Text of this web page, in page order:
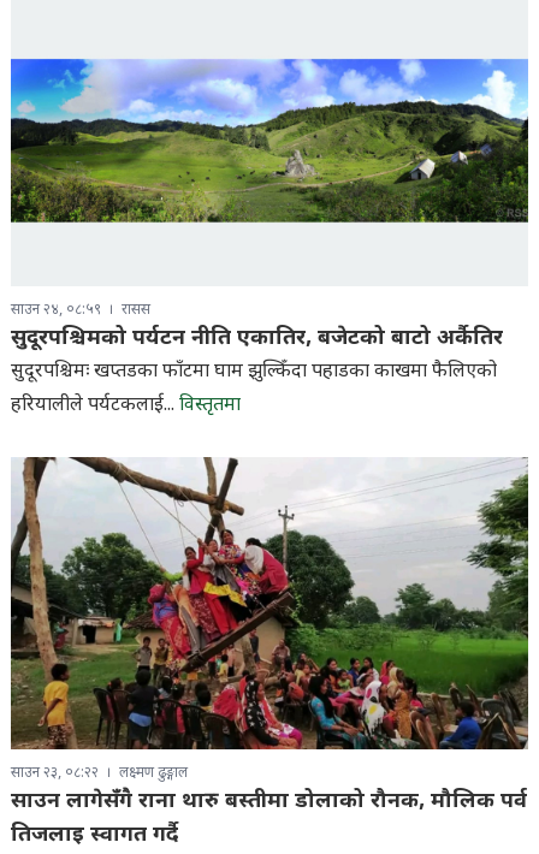
साउन २४, ०८:५९ रासस
सुदूरपश्चिमको पर्यटन नीति एकातिर, बजेटको बाटो अर्कैतिर
सुदूरपश्चिमः खप्तडका फाँटमा घाम झुल्किँदा पहाडका काखमा फैलिएको
हरियालीले पर्यटकलाई... विस्तृतमा
साउन २३, ०८:२२ लक्ष्मण ढुङ्गाल
साउन लागेसँगै राना थारु बस्तीमा डोलाको रौनक, मौलिक पर्व
तिजलाइ स्वागत गर्दै